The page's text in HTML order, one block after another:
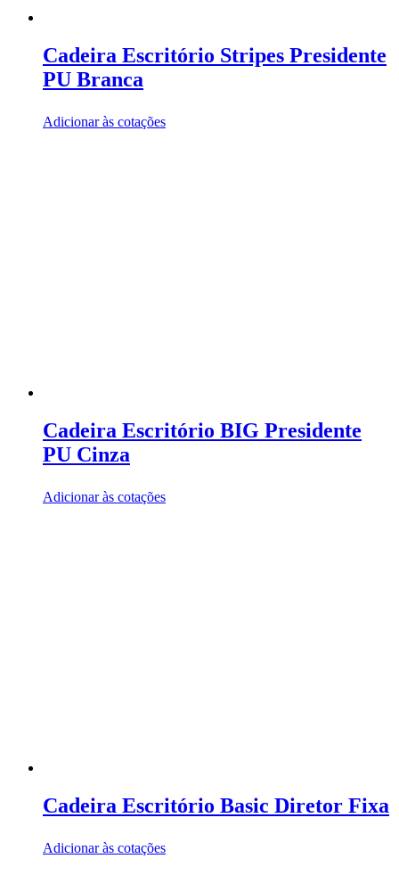
Cadeira Escritório Stripes Presidente
PU Branca
Adicionar às cotações
Cadeira Escritório BIG Presidente
PU Cinza
Adicionar às cotações
Cadeira Escritório Basic Diretor Fixa
Adicionar às cotações